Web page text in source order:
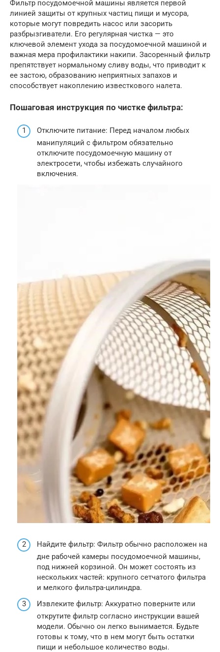
Фильтр посудомоечной машины является первой
линией защиты от крупных частиц пищи и мусора,
которые могут повредить насос или засорить
разбрызгиватели. Его регулярная чистка — это
ключевой элемент ухода за посудомоечной машиной и
важная мера профилактики накипи. Засоренный фильтр
препятствует нормальному сливу воды, что приводит к
ее застою, образованию неприятных запахов и
способствует накоплению известкового налета.
Пошаговая инструкция по чистке фильтра:
Отключите питание: Перед началом любых
манипуляций с фильтром обязательно
отключите посудомоечную машину от
электросети, чтобы избежать случайного
включения.
Найдите фильтр: Фильтр обычно расположен на
дне рабочей камеры посудомоечной машины,
под нижней корзиной. Он может состоять из
нескольких частей: крупного сетчатого фильтра
и мелкого фильтра-цилиндра.
Извлеките фильтр: Аккуратно поверните или
открутите фильтр согласно инструкции вашей
модели. Обычно он легко вынимается. Будьте
готовы к тому, что в нем могут быть остатки
пищи и небольшое количество воды.